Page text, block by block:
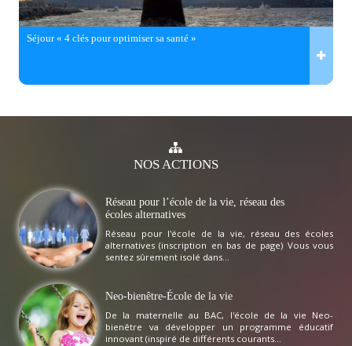
Séjour « 4 clés pour optimiser sa santé »
NOSACTIONS
Réseau pour l’école de la vie, réseau des
écoles alternatives
Réseau pour l'école de la vie, réseau des écoles
alternatives (inscription en bas de page) Vous vous
sentez sûrement isolé dans...
Neo-bienêtre-École de la vie
De la maternelle au BAC, l'école de la vie Neo-
bienêtre va développer un programme éducatif
innovant (inspiré de différents courants...